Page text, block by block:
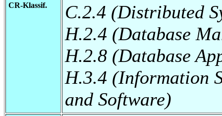
CR-Klassif.
C.2.4 (Distributed
H.2.4 (Database
H.2.8 (Database
H.3.4 (Information
and Software)